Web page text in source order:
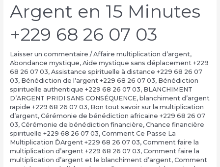
Argent en 15 Minutes
+229 68 26 07 03
Laisser un commentaire /Affaire multiplication d’argent,
Abondance mystique, Aide mystique sans déplacement +229
68 26 07 03, Assistance spirituelle à distance +229 68 26 07
03, Bénédiction de l’argent +229 68 26 07 03, Bénédiction
spirituelle authentique +229 68 26 07 03, BLANCHIMENT
D’ARGENT PRIDI SANS CONSÉQUENCE, blanchiment d’argent
rapide +229 68 26 07 03, Bon tout savoir sur la multiplication
d’argent, Cérémonie de bénédiction africaine +229 68 26 07
03, Cérémonie de bénédiction financière, Chance financière
spirituelle +229 68 26 07 03, Comment Ce Passe La
Multiplication ĎArgent +229 68 26 07 03, Comment faire la
multiplication d’argent +229 68 26 07 03, Comment faire la
multiplication d’argent et le blanchiment d’argent, Comment